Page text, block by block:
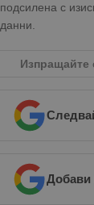
подсилена с
данни.
Изпращайте
Добави